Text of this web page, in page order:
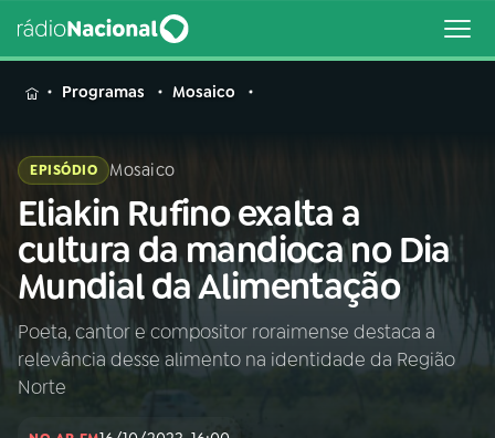
MENU
Buscar
na
Rádio
Nacional
Buscar
AO VIVO
Programas Mosaico
EPISÓDIO Mosaico
Eliakin Rufino exalta a
cultura da mandioca no Dia
Mundial da Alimentação
Poeta, cantor e compositor roraimense destaca a
relevância desse alimento na identidade da Região
Norte